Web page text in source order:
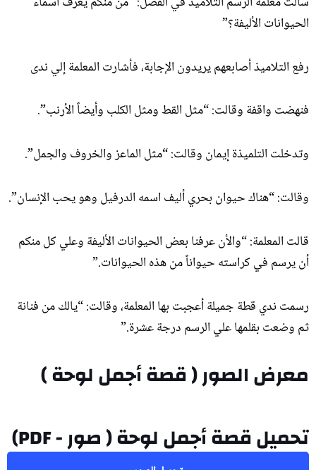
الحيوانات الأليفة؟”
رفع التلاميذ أصابعهم يريدون الإجابة، فأشارت المعلمة إلي ندى
فنهضت واقفة وقالت: “مثل القط ومثل الكلب وأيضاً الأرنب”.
وتدخلت التلميذة إيمان وقالت: “مثل الماعز والخروف والجمل”.
وقالت: “هناك حيوان بحري أليف اسمه الدرفيل وهو يحب الإنسان”.
قالت المعلمة: “والأن عرفنا بعض الحيوانات الأليفة وعلي كل منكم
أن يرسم في كراسته حيواناً من هذه الحيوانات.”
رسمت ندي قطة جميلة أعجبت بها المعلمة، وقالت: “يالك من فنانة
ثم وضعت بقلمها علي الرسم درجة عشرة.”
معرض الصور ( قصة أجمل لوحة )
تحميل قصة أجمل لوحة ( صور - PDF)